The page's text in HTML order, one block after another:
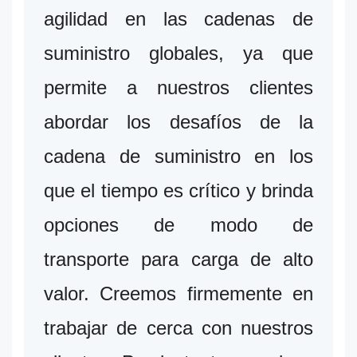
agilidad en las cadenas de
suministro globales, ya que
permite a nuestros clientes
abordar los desafíos de la
cadena de suministro en los
que el tiempo es crítico y brinda
opciones de modo de
transporte para carga de alto
valor. Creemos firmemente en
trabajar de cerca con nuestros